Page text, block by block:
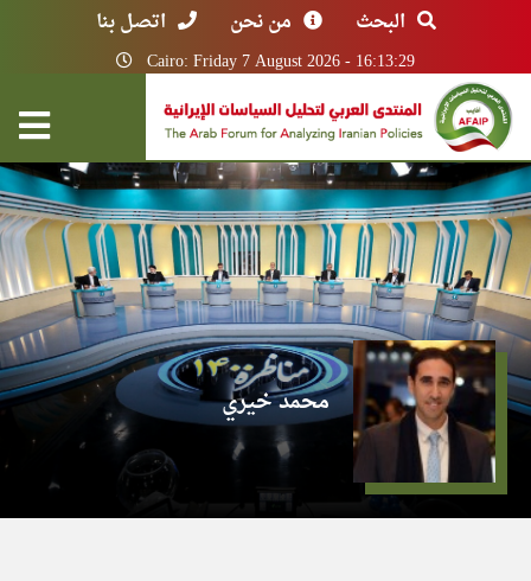
البحث من نحن اتصل بنا
Cairo: Friday 7 August 2026 - 16:13:29
محمد خيري